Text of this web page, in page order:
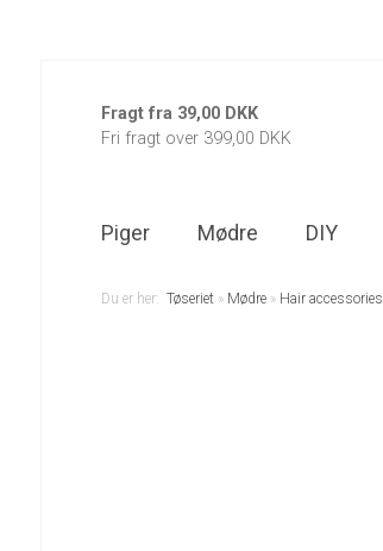
Fragt fra 39,00 DKK
Fri fragt over 399,00 DKK
Piger Mødre DIY
Du er her: Tøseriet» Mødre» Hair accessories